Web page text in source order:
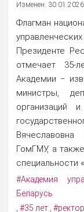
Изменен: 30.01.2026
Флагман
Президенте
отмечает 35-
Академии ‒
министры,
организаций
ГомГМУ, а
специальности
#Академия
Беларусь
, #35 лет , #ректор